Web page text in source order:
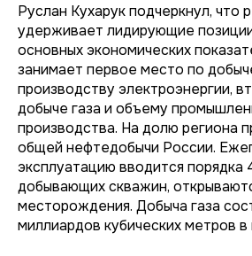
Руслан Кухарук подчеркнул, что
удерживает лидирующие
основных экономических
занимает первое место по
производству электроэнергии,
добыче газа и объему
производства. На долю региона
общей нефтедобычи России.
эксплуатацию вводится порядка
добывающих скважин,
месторождения. Добыча газа
миллиардов кубических метров в